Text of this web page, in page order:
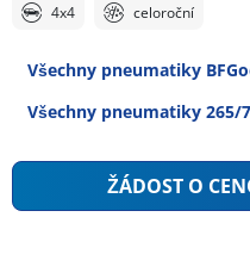
4x4 celoroční
Všechny pneumatiky
Všechny pneumatiky‎ 265/
ŽÁDOST O